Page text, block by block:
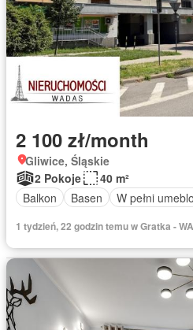
2 100 zł/month
Gliwice, Śląskie
2 Pokoje
40 m²
Balkon
Basen W pełni
1 tydzień, 22 godzin temu w Gratka -